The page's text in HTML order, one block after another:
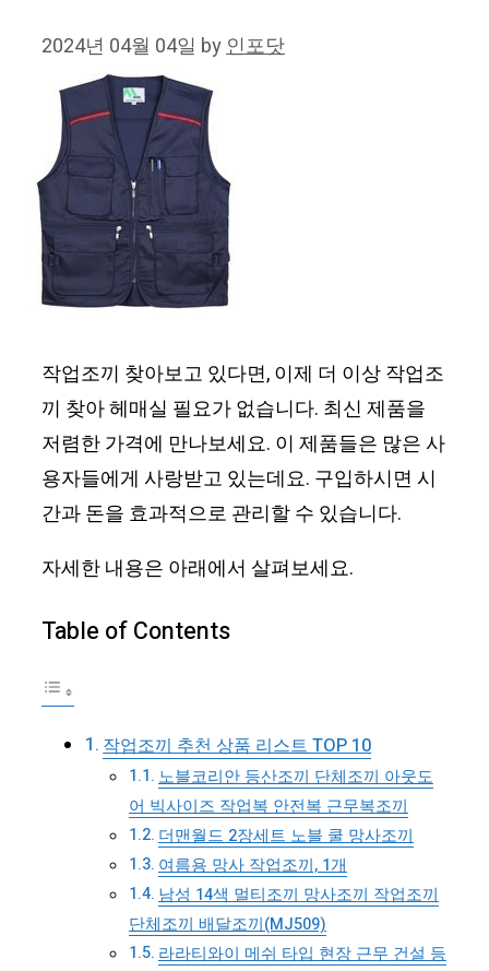
2024년 04월 04일 by인포닷
작업조끼 찾아보고 있다면, 이제 더 이상 작업조
끼 찾아 헤매실 필요가 없습니다. 최신 제품을
저렴한 가격에 만나보세요. 이 제품들은 많은 사
용자들에게 사랑받고 있는데요. 구입하시면 시
간과 돈을 효과적으로 관리할 수 있습니다.
자세한 내용은 아래에서 살펴보세요.
Table of Contents
작업조끼 추천 상품 리스트 TOP 10
노블코리안 등산조끼 단체조끼 아웃도
어 빅사이즈 작업복 안전복 근무복조끼
더맨월드 2장세트 노블 쿨 망사조끼
여름용 망사 작업조끼, 1개
남성 14색 멀티조끼 망사조끼 작업조끼
단체조끼 배달조끼(MJ509)
라라티와이 메쉬 타입 현장 근무 건설 등